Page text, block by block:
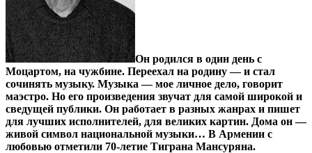
Он родился в один день с
Моцартом, на чужбине. Переехал на родину — и стал
сочинять музыку. Музыка — мое личное дело, говорит
маэстро. Но его произведения звучат для самой широкой и
сведущей публики. Он работает в разных жанрах и пишет
для лучших исполнителей, для великих картин. Дома он —
живой символ национальной музыки… В Армении с
любовью отметили 70-летие Тиграна Мансуряна.